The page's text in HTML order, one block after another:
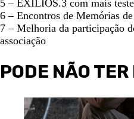
5 – EXÍLIOS.3 com mais
6 – Encontros de Memórias
7 – Melhoria da participação
associação
PODE NÃO TER